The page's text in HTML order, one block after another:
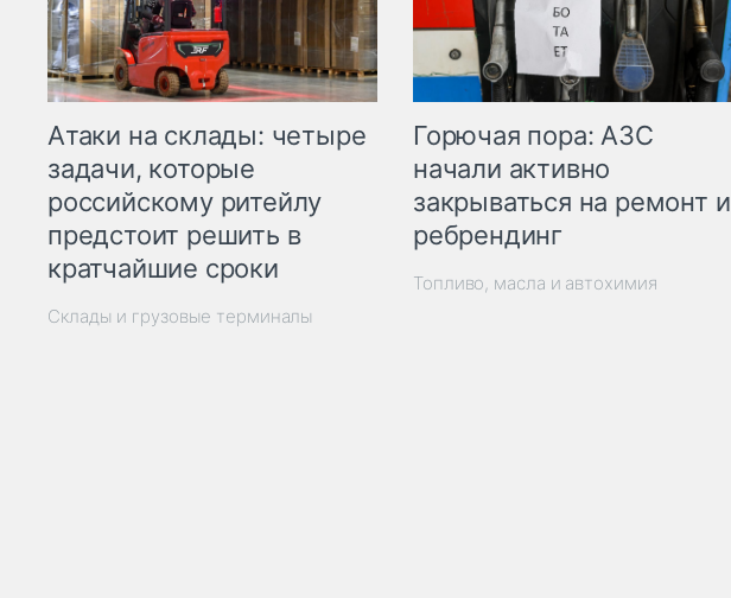
Атаки на склады: четыре
задачи, которые
российскому ритейлу
предстоит решить в
кратчайшие сроки
Склады и грузовые терминалы
Горючая пора: АЗС
начали активно
закрываться на ремонт и
ребрендинг
Топливо, масла и автохимия